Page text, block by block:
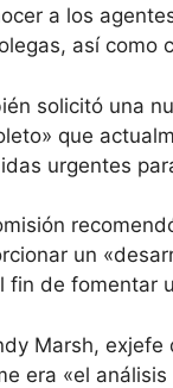
a los
así como
solicitó una
que
urgentes
un
fin de fomentar
Marsh,
era «el